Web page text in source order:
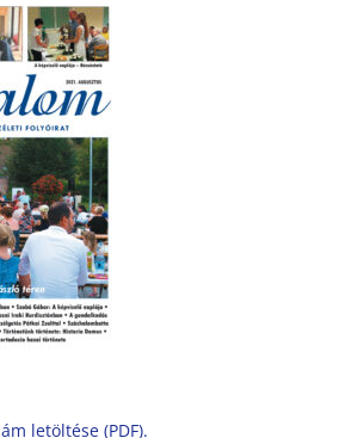
letöltése (PDF).